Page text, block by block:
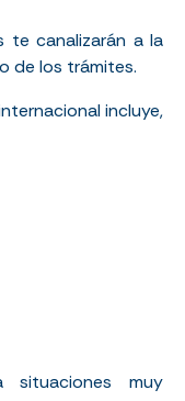
te canalizarán a la
de los trámites.
incluye,
situaciones muy